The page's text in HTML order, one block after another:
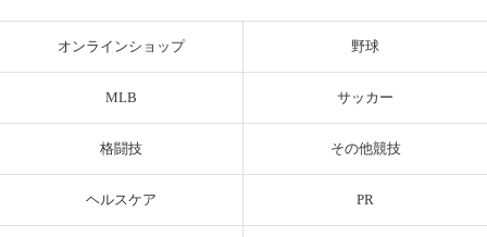
オンラインショップ 野球
MLB サッカー
格闘技 その他競技
ヘルスケア PR